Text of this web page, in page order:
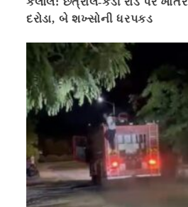
દરોડા, બે શખ્સોની ધરપકડ